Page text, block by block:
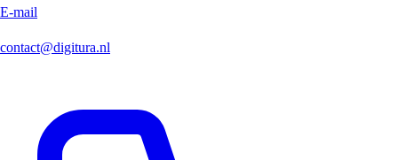
E-mail
contact@digitura.nl